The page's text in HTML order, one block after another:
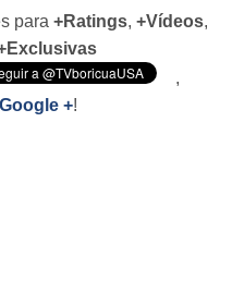
para +Ratings, +Vídeos,
,
Google +!